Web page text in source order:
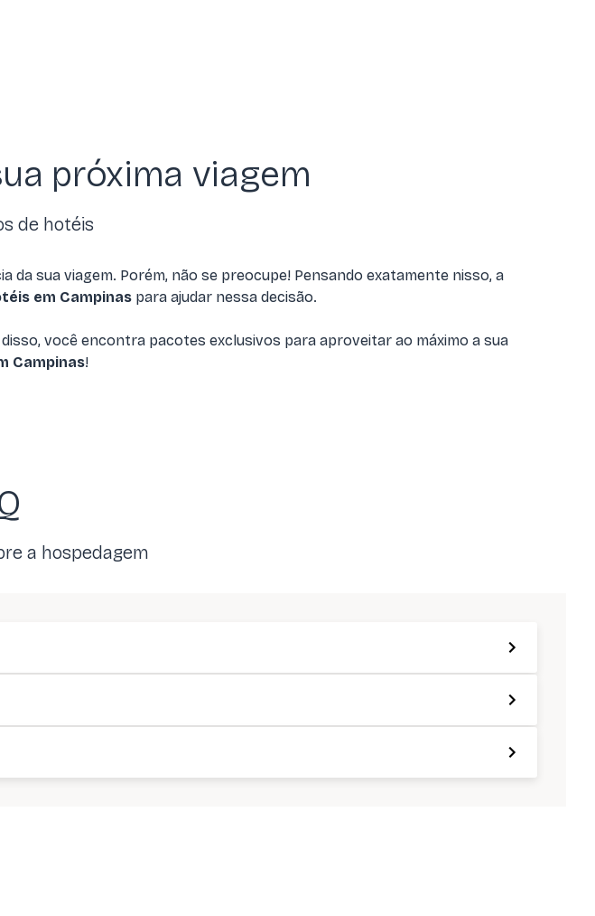
próxima viagem
de hotéis
da sua viagem. Porém, não se preocupe! Pensando exatamente nisso, a
em Campinaspara ajudar nessa decisão.
você encontra pacotes exclusivos para aproveitar ao máximo a sua
Campinas!
a hospedagem